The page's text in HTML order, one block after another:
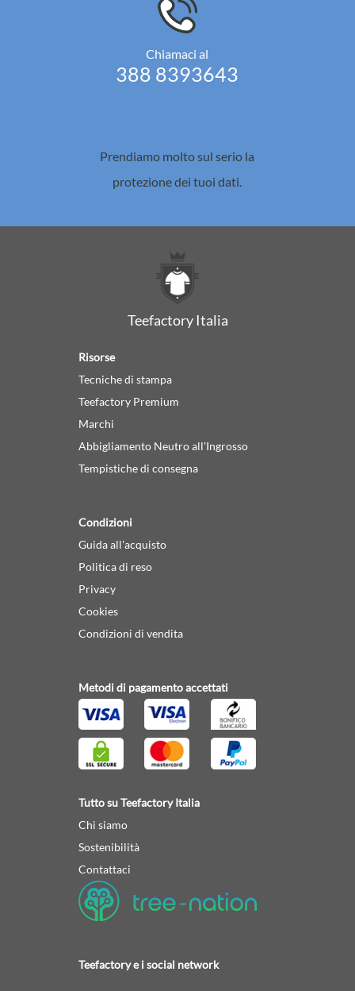
Chiamaci al
388 8393643
Prendiamo molto sul serio la
protezione dei tuoi dati.
Teefactory Italia
Risorse
Tecniche di stampa
Teefactory Premium
Marchi
Abbigliamento Neutro all'Ingrosso
Tempistiche di consegna
Condizioni
Guida all'acquisto
Politica di reso
Privacy
Cookies
Condizioni di vendita
Metodi di pagamento accettati
Tutto su Teefactory Italia
Chi siamo
Sostenibilità
Contattaci
Teefactory e i social network